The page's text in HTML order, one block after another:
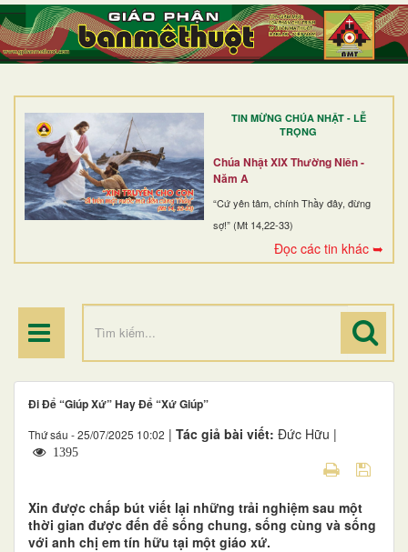
TIN MỪNG CHÚA NHẬT - LỄ
TRỌNG
Chúa Nhật XIX Thường Niên -
Năm A
“Cứ yên tâm, chính Thầy đây, đừng
sợ!” (Mt 14,22-33)
Đọc các tin khác ➥
TRANG NHẤT
GIỚI THIỆU
DÒNG TU
BAN MỤC VỤ
ĐOÀN THỂ CG
ĐIỂM HÀNH HƯƠNG
Đi Để “Giúp Xứ” Hay Để “Xứ Giúp”
Thứ sáu - 25/07/2025 10:02 | Tác giả bài viết: Đức Hữu |
1395
Xin được chấp bút viết lại những trải nghiệm sau một
thời gian được đến để sống chung, sống cùng và sống
với anh chị em tín hữu tại một giáo xứ.